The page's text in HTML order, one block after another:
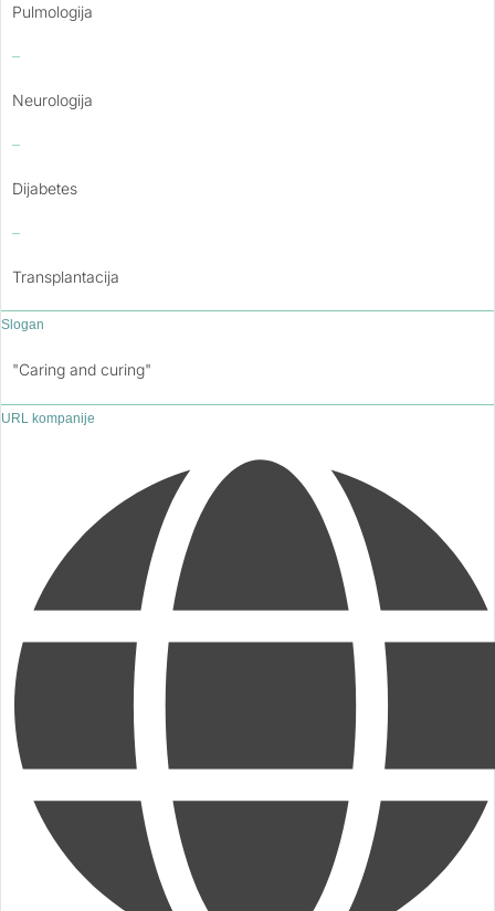
Pulmologija
–
Neurologija
–
Dijabetes
–
Transplantacija
Slogan
"Caring and curing"
URL kompanije